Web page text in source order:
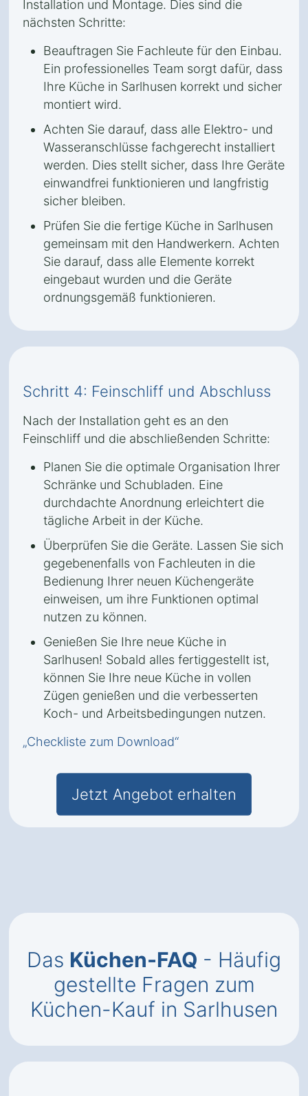
Installation und Montage. Dies sind die
nächsten Schritte:
Beauftragen Sie Fachleute für den Einbau.
Ein professionelles Team sorgt dafür, dass
Ihre Küche in Sarlhusen korrekt und sicher
montiert wird.
Achten Sie darauf, dass alle Elektro- und
Wasseranschlüsse fachgerecht installiert
werden. Dies stellt sicher, dass Ihre Geräte
einwandfrei funktionieren und langfristig
sicher bleiben.
Prüfen Sie die fertige Küche in Sarlhusen
gemeinsam mit den Handwerkern. Achten
Sie darauf, dass alle Elemente korrekt
eingebaut wurden und die Geräte
ordnungsgemäß funktionieren.
Schritt 4: Feinschliff und Abschluss
Nach der Installation geht es an den
Feinschliff und die abschließenden Schritte:
Planen Sie die optimale Organisation Ihrer
Schränke und Schubladen. Eine
durchdachte Anordnung erleichtert die
tägliche Arbeit in der Küche.
Überprüfen Sie die Geräte. Lassen Sie sich
gegebenenfalls von Fachleuten in die
Bedienung Ihrer neuen Küchengeräte
einweisen, um ihre Funktionen optimal
nutzen zu können.
Genießen Sie Ihre neue Küche in
Sarlhusen! Sobald alles fertiggestellt ist,
können Sie Ihre neue Küche in vollen
Zügen genießen und die verbesserten
Koch- und Arbeitsbedingungen nutzen.
„Checkliste zum Download“
Jetzt Angebot erhalten
Das Küchen-FAQ - Häufig
gestellte Fragen zum
Küchen-Kauf in Sarlhusen